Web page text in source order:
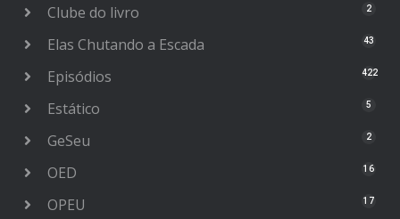
Clube do livro 2
Elas Chutando a Escada 43
Episódios 422
Estático 5
GeSeu 2
OED 16
OPEU 17